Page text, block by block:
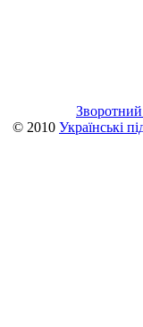
Зворотний
© 2010 Українські